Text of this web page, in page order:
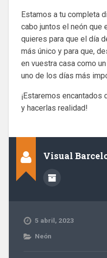
Estamos a tu completa
cabo juntos el neón que
quieres para que el día
más único y para que,
en vuestra casa como
uno de los días más
¡Estaremos
y hacerlas realidad!
Visual
5 abril, 2023
Neón